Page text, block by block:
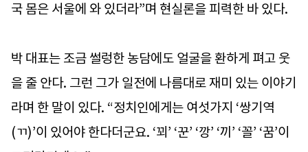
국 몸은 서울에 와 있더라”며 현실론을 피력한 바 있다.
박 대표는 조금 썰렁한 농담에도 얼굴을 환하게 펴고 웃
을 줄 안다. 그런 그가 일전에 나름대로 재미 있는 이야기
라며 한 말이 있다. “정치인에게는 여섯가지 ‘쌍기역
(ㄲ)’이 있어야 한다더군요. ‘꾀’ ‘꾼’ ‘깡’ ‘끼’ ‘꼴’ ‘꿈’이